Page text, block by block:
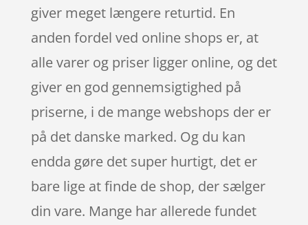
giver meget længere returtid. En
anden fordel ved online shops er, at
alle varer og priser ligger online, og det
giver en god gennemsigtighed på
priserne, i de mange webshops der er
på det danske marked. Og du kan
endda gøre det super hurtigt, det er
bare lige at finde de shop, der sælger
din vare. Mange har allerede fundet